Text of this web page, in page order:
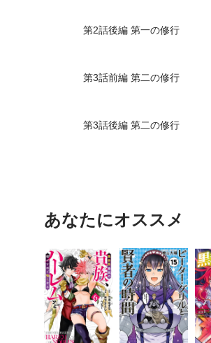
第2話後編 第一の修行
第3話前編 第二の修行
第3話後編 第二の修行
あなたにオススメ